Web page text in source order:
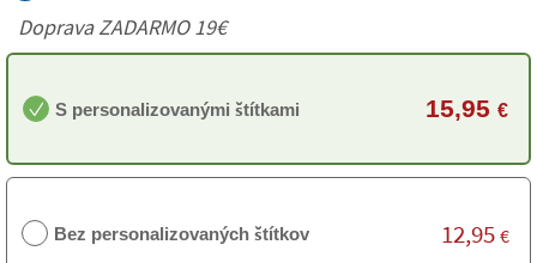
Doprava ZADARMO 19€
S personalizovanými štítkami 15,95 €
Bez personalizovaných štítkov 12,95 €